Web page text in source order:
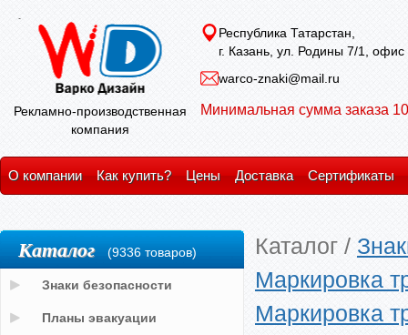
Рекламно-производственная
компания
Республика Татарстан,
г. Казань, ул. Родины 7/1, офис
warco-znaki@mail.ru
Минимальная сумма заказа
О компании Как купить? Цены Доставка Сертификаты
Каталог /
Маркировка
Маркировка
Каталог (9336 товаров)
Знаки безопасности
Планы эвакуации